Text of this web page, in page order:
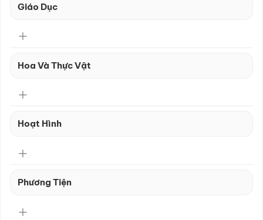
Giáo Dục
Hoa Và Thực Vật
Hoạt Hình
Phương Tiện